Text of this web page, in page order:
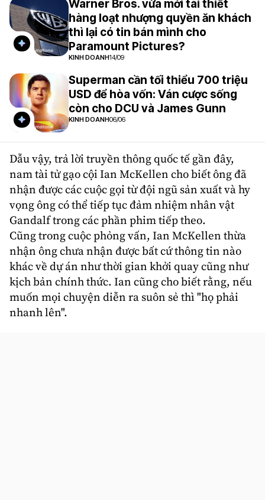
Warner Bros. vừa mới tái thiết
hàng loạt nhượng quyền ăn khách
thì lại có tin bán mình cho
Paramount Pictures?
KINH DOANH14/09
Superman cần tối thiểu 700 triệu
USD để hòa vốn: Ván cược sống
còn cho DCU và James Gunn
KINH DOANH06/06
Dẫu vậy, trả lời truyền thông quốc tế gần đây,
nam tài tử gạo cội Ian McKellen cho biết ông đã
nhận được các cuộc gọi từ đội ngũ sản xuất và hy
vọng ông có thể tiếp tục đảm nhiệm nhân vật
Gandalf trong các phần phim tiếp theo.
Cũng trong cuộc phỏng vấn, Ian McKellen thừa
nhận ông chưa nhận được bất cứ thông tin nào
khác về dự án như thời gian khởi quay cũng như
kịch bản chính thức. Ian cũng cho biết rằng, nếu
muốn mọi chuyện diễn ra suôn sẻ thì "họ phải
nhanh lên".